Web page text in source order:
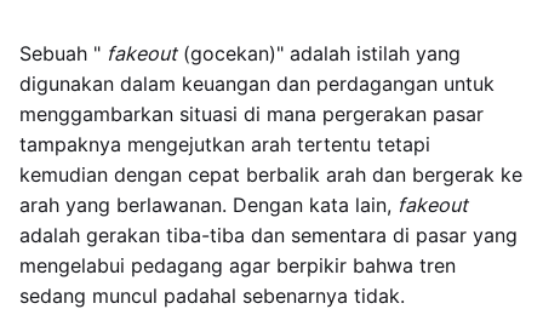
Sebuah " fakeout(gocekan)" adalah istilah yang
digunakan dalam keuangan dan perdagangan untuk
menggambarkan situasi di mana pergerakan pasar
tampaknya mengejutkan arah tertentu tetapi
kemudian dengan cepat berbalik arah dan bergerak ke
arah yang berlawanan. Dengan kata lain, fakeout
adalah gerakan tiba-tiba dan sementara di pasar yang
mengelabui pedagang agar berpikir bahwa tren
sedang muncul padahal sebenarnya tidak.